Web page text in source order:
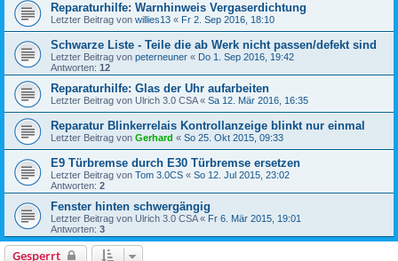
Reparaturhilfe: Warnhinweis Vergaserdichtung
Letzter Beitrag von willies13 « Fr 2. Sep 2016, 18:10
Schwarze Liste - Teile die ab Werk nicht passen/defekt sind
Letzter Beitrag von peterneuner « Do 1. Sep 2016, 19:42
Antworten: 12
Reparaturhilfe: Glas der Uhr aufarbeiten
Letzter Beitrag von Ulrich 3.0 CSA« Sa 12. Mär 2016, 16:35
Reparatur Blinkerrelais Kontrollanzeige blinkt nur einmal
Letzter Beitrag von Gerhard « So 25. Okt 2015, 09:33
E9 Türbremse durch E30 Türbremse ersetzen
Letzter Beitrag von Tom 3.0CS « So 12. Jul 2015, 23:02
Antworten: 2
Fenster hinten schwergängig
Letzter Beitrag von Ulrich 3.0 CSA« Fr 6. Mär 2015, 19:01
Antworten: 3
Gesperrt